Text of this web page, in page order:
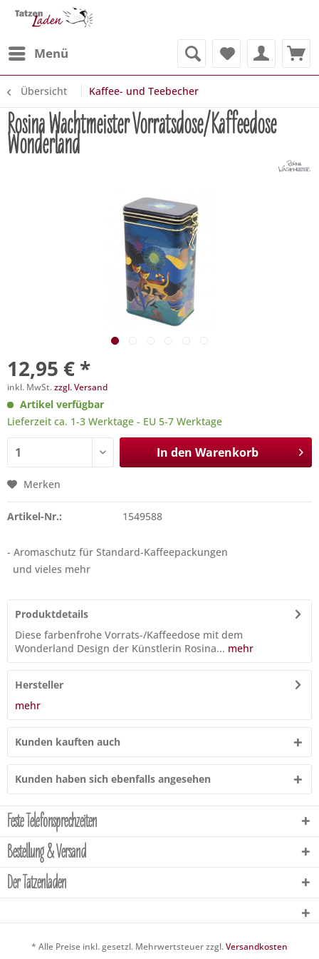
Menü
Übersicht Kaffee- und Teebecher
Rosina Wachtmeister Vorratsdose/Kaffeedose
Wonderland
12,95 € *
inkl. MwSt.zzgl. Versand
Artikel verfügbar
Lieferzeit ca. 1-3 Werktage - EU 5-7 Werktage
In den Warenkorb
Merken
Artikel-Nr.: 1549588
- Aromaschutz für Standard-Kaffeepackungen
und vieles mehr
Produktdetails
Diese farbenfrohe Vorrats-/Kaffeedose mit dem
Wonderland Design der Künstlerin Rosina... mehr
Hersteller
mehr
Kunden kauften auch
Kunden haben sich ebenfalls angesehen
Feste Telefonsprechzeiten
Bestellung & Versand
Der Tatzenladen
* Alle Preise inkl. gesetzl. Mehrwertsteuer zzgl.Versandkosten